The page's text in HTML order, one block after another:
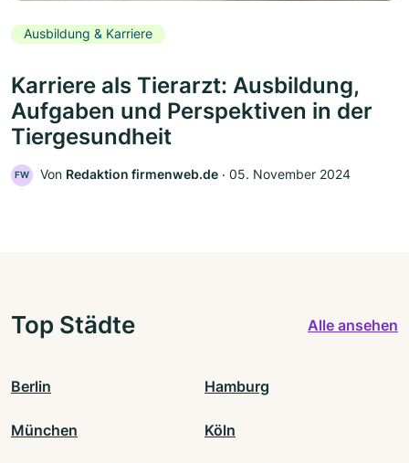
Ausbildung & Karriere
Karriere als Tierarzt: Ausbildung,
Aufgaben und Perspektiven in der
Tiergesundheit
FW Von Redaktion firmenweb.de ‧ 05. November 2024
Top Städte Alle ansehen
Berlin Hamburg
München Köln